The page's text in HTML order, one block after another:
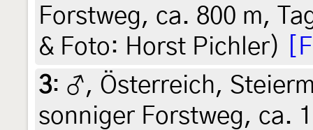
Forstweg, ca. 800 m,
& Foto: Horst Pichler)
3: ♂, Österreich,
sonniger Forstweg, ca.